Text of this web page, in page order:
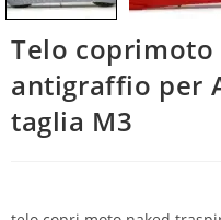
Telo coprimoto
antigraffio per
taglia M3